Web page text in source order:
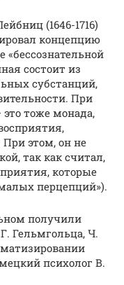
(1646-1716)
концепцию
«бессознательной
состоит из
субстанций,
При
тоже монада,
этом, он не
так как считал,
которые
перцепций»).
получили
Гельмгольца, Ч.
психолог В.